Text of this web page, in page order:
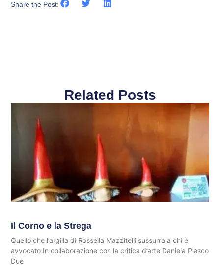
Share the Post:
Related Posts
Il Corno e la Strega
Quello che l’argilla di Rossella Mazzitelli sussurra a chi è
avvocato In collaborazione con la critica d’arte Daniela Piesco
Due